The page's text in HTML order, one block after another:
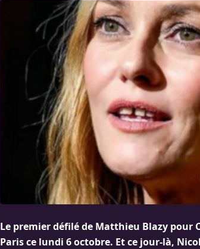
Le premier défilé de Matthieu Blazy pour
Paris ce lundi 6 octobre. Et ce jour-là,